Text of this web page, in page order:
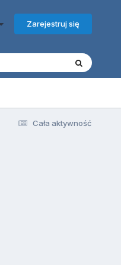
Zarejestruj się
Cała aktywność